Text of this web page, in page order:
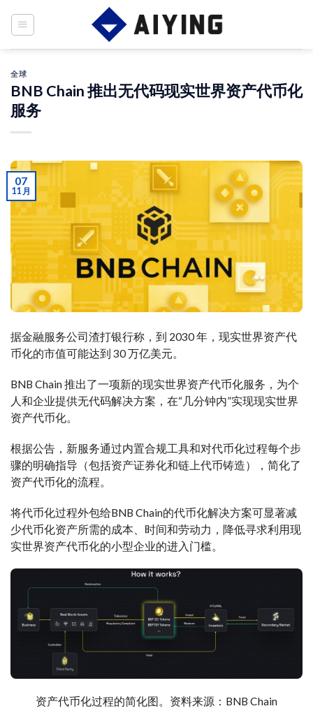
全球
BNB Chain 推出无代码现实世界资产代币化
服务
07
11 月
据金融服务公司渣打银行称，到 2030 年，现实世界资产代
币化的市值可能达到 30 万亿美元。
BNB Chain 推出了一项新的现实世界资产代币化服务，为个
人和企业提供无代码解决方案，在“几分钟内”实现现实世界
资产代币化。
根据公告，新服务通过内置合规工具和对代币化过程每个步
骤的明确指导（包括资产证券化和链上代币铸造），简化了
资产代币化的流程。
将代币化过程外包给BNB Chain的代币化解决方案可显著减
少代币化资产所需的成本、时间和劳动力，降低寻求利用现
实世界资产代币化的小型企业的进入门槛。
资产代币化过程的简化图。资料来源：BNB Chain